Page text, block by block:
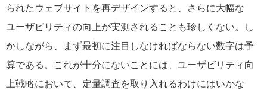
られたウェブサイトを再デザインすると、さらに大幅な
ユーザビリティの向上が実測されることも珍しくない。し
かしながら、まず最初に注目しなければならない数字は予
算である。これが十分にないことには、ユーザビリティ向
上戦略において、定量調査を取り入れるわけにはいかな